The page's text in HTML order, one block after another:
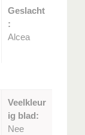
Geslacht
:
Alcea
Veelkleur
ig blad:
Nee